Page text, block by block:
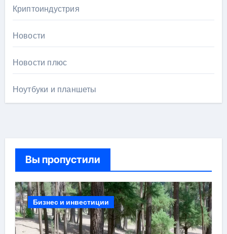
Криптоиндустрия
Новости
Новости плюс
Ноутбуки и планшеты
Вы пропустили
Бизнес и инвестиции